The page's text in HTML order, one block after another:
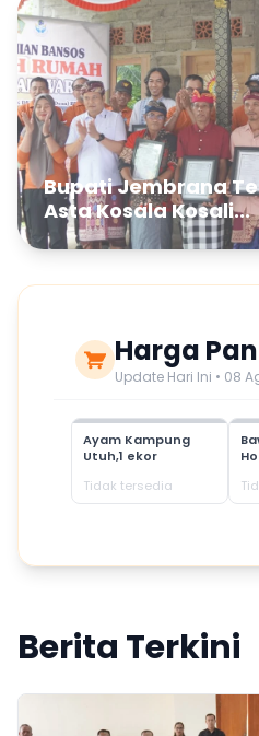
Bupati Jembrana
Asta Kosala Kosali...
Harga
Update Hari Ini • 08
Ayam Kampung
Utuh,1 ekor
Tidak tersedia
Berita Terkini